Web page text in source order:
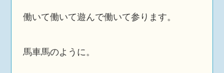
働いて働いて遊んで働いて参ります。
馬車馬のように。